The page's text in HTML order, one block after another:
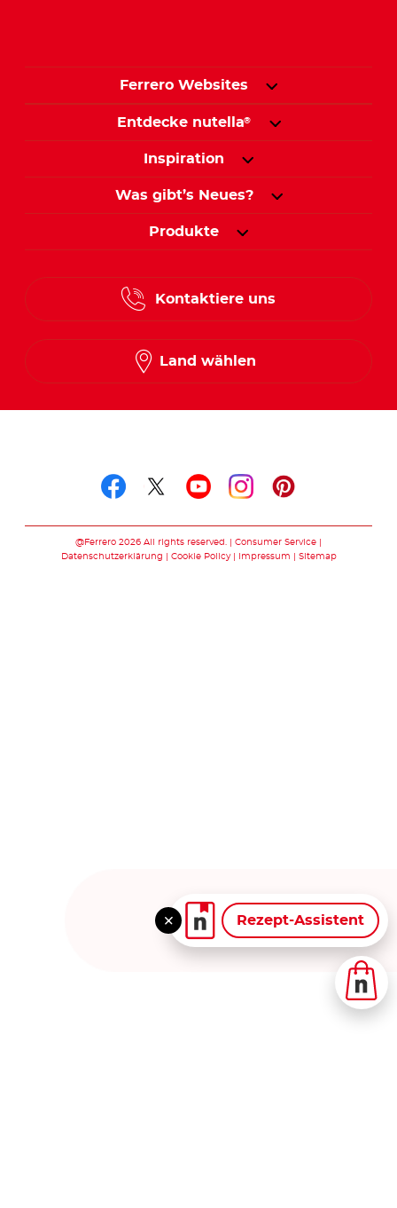
Rezept-Assistent
Ferrero Websites
Entdecke nutella®
Inspiration
Was gibt’s Neues?
Produkte
Kontaktiere uns
Land wählen
@Ferrero 2026 All rights reserved.
Consumer Service
Datenschutzerklärung
Cookie Policy Impressum Sitemap